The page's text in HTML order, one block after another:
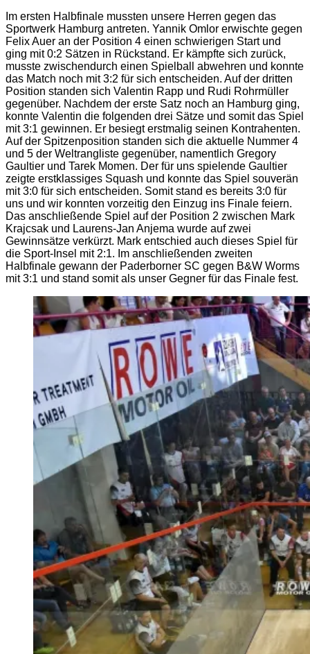
Im ersten Halbfinale mussten unsere Herren gegen das
Sportwerk Hamburg antreten. Yannik Omlor erwischte gegen
Felix Auer an der Position 4 einen schwierigen Start und
ging mit 0:2 Sätzen in Rückstand. Er kämpfte sich zurück,
musste zwischendurch einen Spielball abwehren und konnte
das Match noch mit 3:2 für sich entscheiden. Auf der dritten
Position standen sich Valentin Rapp und Rudi Rohrmüller
gegenüber. Nachdem der erste Satz noch an Hamburg ging,
konnte Valentin die folgenden drei Sätze und somit das Spiel
mit 3:1 gewinnen. Er besiegt erstmalig seinen Kontrahenten.
Auf der Spitzenposition standen sich die aktuelle Nummer 4
und 5 der Weltrangliste gegenüber, namentlich Gregory
Gaultier und Tarek Momen. Der für uns spielende Gaultier
zeigte erstklassiges Squash und konnte das Spiel souverän
mit 3:0 für sich entscheiden. Somit stand es bereits 3:0 für
uns und wir konnten vorzeitig den Einzug ins Finale feiern.
Das anschließende Spiel auf der Position 2 zwischen Mark
Krajcsak und Laurens-Jan Anjema wurde auf zwei
Gewinnsätze verkürzt. Mark entschied auch dieses Spiel für
die Sport-Insel mit 2:1. Im anschließenden zweiten
Halbfinale gewann der Paderborner SC gegen B&W Worms
mit 3:1 und stand somit als unser Gegner für das Finale fest.